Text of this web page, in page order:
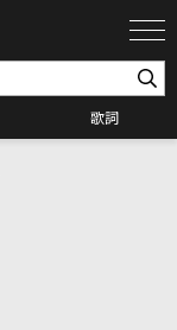
歌詞